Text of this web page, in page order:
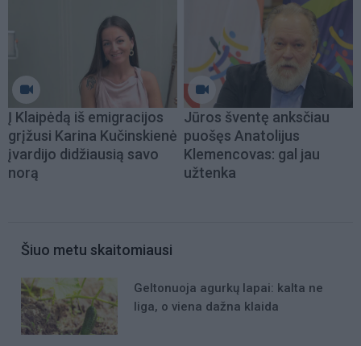
Į Klaipėdą iš emigracijos
grįžusi Karina Kučinskienė
įvardijo didžiausią savo
norą
Jūros šventę anksčiau
puošęs Anatolijus
Klemencovas: gal jau
užtenka
Šiuo metu skaitomiausi
Geltonuoja agurkų lapai: kalta ne
liga, o viena dažna klaida